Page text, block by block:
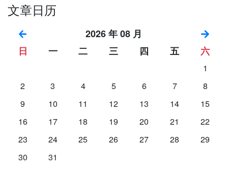
文章日历
2026 年 08 月
日
一 二 三 四 五 六
1
2
3 4 5 6 7
8
9
10 11 12 13 14
15
16
17 18 19 20 21
22
23
24 25 26 27 28
29
30
31